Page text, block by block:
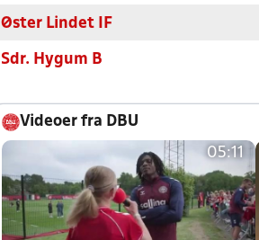
Øster Lindet IF
Sdr. Hygum B
Videoer fra DBU
05:11